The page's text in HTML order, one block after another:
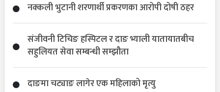
नक्कली भुटानी शरणार्थी प्रकरणका आरोपी दोषी ठहर
संजीवनी टिचिङ हस्पिटल र दाङ भ्याली यातायातबीच
सहुलियत सेवा सम्बन्धी सम्झौता
दाङमा चट्याङ लागेर एक महिलाको मृत्यु